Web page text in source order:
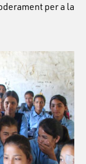
per a la